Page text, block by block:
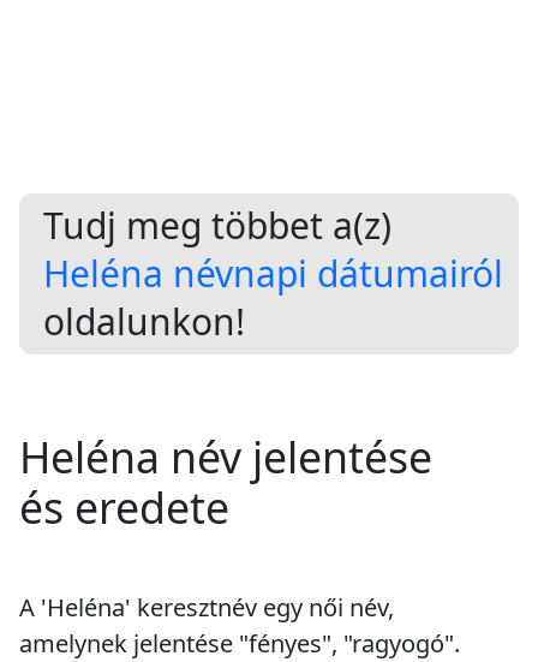
Tudj meg többet a(z)
Heléna névnapi dátumairól
oldalunkon!
Heléna név jelentése
és eredete
A 'Heléna' keresztnév egy női név,
amelynek jelentése "fényes", "ragyogó".